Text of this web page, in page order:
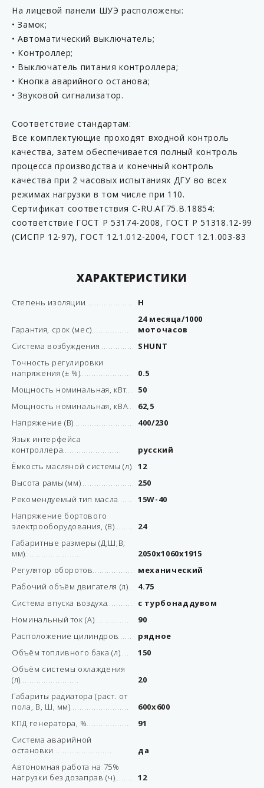
На лицевой панели ШУЭ расположены:
• Замок;
• Автоматический выключатель;
• Контроллер;
• Выключатель питания контроллера;
• Кнопка аварийного останова;
• Звуковой сигнализатор.
Соответствие стандартам:
Все комплектующие проходят входной контроль
качества, затем обеспечивается полный контроль
процесса производства и конечный контроль
качества при 2 часовых испытаниях ДГУ во всех
режимах нагрузки в том числе при 110.
Сертификат соответствия C-RU.АГ75.B.18854:
соответствие ГОСТ Р 53174-2008, ГОСТ Р 51318.12-99
(СИСПР 12-97), ГОСТ 12.1.012-2004, ГОСТ 12.1.003-83
ХАРАКТЕРИСТИКИ
Степень изоляции H
Гарантия, срок (мес)
24 месяца/1000
моточасов
Система возбуждения
SHUNT
Точность регулировки
напряжения (± %)
0.5
Мощность номинальная, кВт
50
Мощность номинальная, кВА
62,5
Напряжение (В)
400/230
Язык интерфейса
контроллера
русский
Ёмкость масляной системы (л) 12
Высота рамы (мм)
250
Рекомендуемый тип масла
15W-40
Напряжение бортового
электрооборудования, (В)
24
Габаритные размеры (Д;Ш;В;
мм)
2050x1060x1915
Регулятор оборотов
механический
Рабочий объём двигателя (л)
4.75
Система впуска воздуха
с турбонаддувом
Номинальный ток (А)
90
Расположение цилиндров
рядное
Объём топливного бака (л)
150
Объём системы охлаждения
(л)
20
Габариты радиатора (раст. от
пола, В, Ш, мм)
600х600
КПД генератора, %
91
Система аварийной
остановки
да
Автономная работа на 75%
нагрузки без дозаправ (ч)
12